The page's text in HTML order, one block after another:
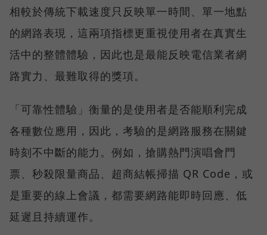
相較於傳統下載速度只反映單一時間、單一地點
的網路表現，這兩項指標更重視使用者在真實生
活中的整體體驗，因此也是最能反映電信業者網
路實力、最難取得的獎項。
「可靠性體驗」衡量的是使用者是否能順利完成
各種數位應用，因此，考驗的是網路服務在關鍵
時刻不中斷的能力。例如，搶購熱門演唱會門
票、秒殺限量商品、超商結帳掃描 QR Code，或
是重要的線上會議，都需要網路能即時回應、低
延遲且持續運作。